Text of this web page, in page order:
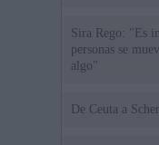
Sira Rego: "Es
personas se
algo"
De